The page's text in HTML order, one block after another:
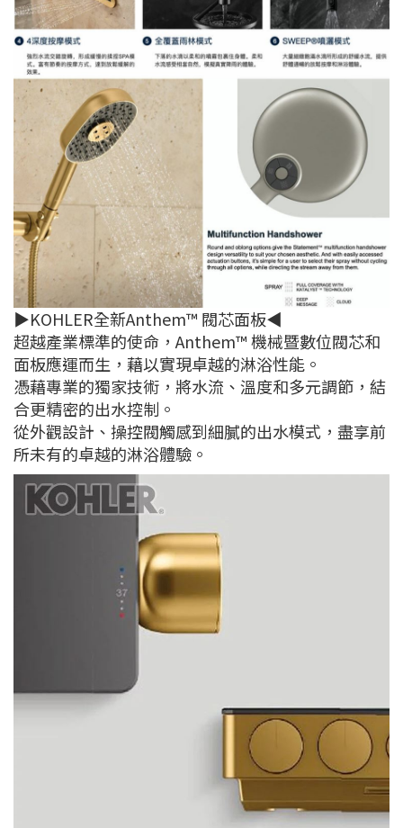
▶KOHLER全新Anthem™ 閥芯面板◀
超越產業標準的使命，Anthem™ 機械暨數位閥芯和
面板應運而生，藉以實現卓越的淋浴性能。
憑藉專業的獨家技術，將水流、溫度和多元調節，結
合更精密的出水控制。
從外觀設計、操控閥觸感到細膩的出水模式，盡享前
所未有的卓越的淋浴體驗。